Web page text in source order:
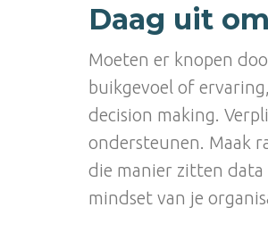
Daag uit
Moeten er knopen
buikgevoel of
decision making.
ondersteunen. Maak
die manier zitten data
mindset van je